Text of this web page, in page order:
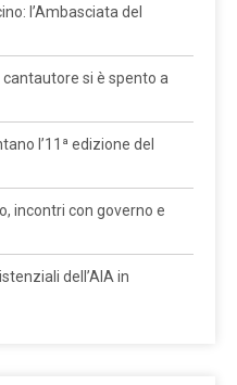
l’Ambasciata del
cantautore si è spento a
l’11ª edizione del
incontri con governo e
dell’AIA in